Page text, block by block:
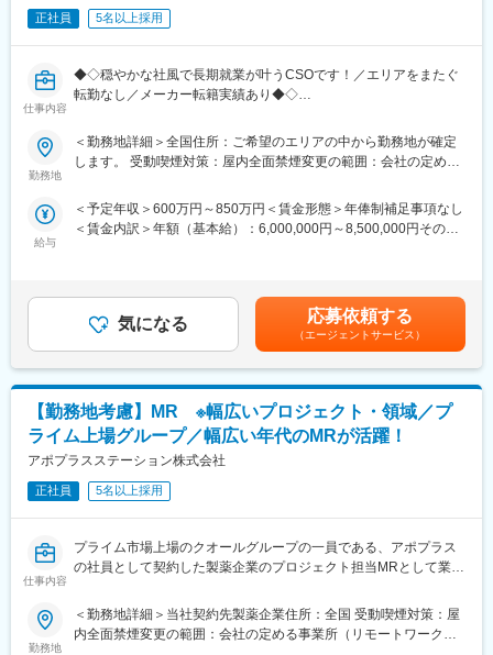
ビュー等が閲覧可能です◇
Gm8rqdqY
クライアント先の上司、当社PM・SVそれぞれが評価を定量、定
(1)充実した教育体制：
・製品研修（約2週間～2ヶ月、プロジェクトによる）：入社オリ
研修を受けていただきます。
・継続教育：入社時に配属先の製薬会社で行なわれますが、その
ム、CNS専門育成プログラムなどがあり、専門領域MRの育成も
しています。
や面談のほか、必要に応じて素早くバックアップに入るなど、MR
として結果を出せるように万全のサポート体制を整えています。
(3)豊富なプロジェクト数、50社を超える多数の取引メーカー：同
業他社と比較しても、多くのプロジェクト数があり、様々なご経
験を活かしていただくことが可能です。20代～60代までの幅広い
年代のMRの方が活躍されています。
変更の範囲：会社の定める業務
正社員 5名以上採用
仕事内容
◆◇穏やかな社風で長期就業が叶うCSOです！／エリアをまたぐ
転勤なし／メーカー転籍実績あり◆◇
【業務内容】
大手製薬会社などを中心としたクライアントのプロジェクトへの
配属です。担当エリアの医療機関（開業医、病院）を訪問して、
報を収集を行っていただきます。
勤務地はご本人様の希望を鑑み決定致します。（セカンドPJ以降
も極力勤務地を考慮させていただきます）
※プロジェクトの状況によっては、選考保留（ご紹介できるプロジ
ェクトが出るまで保留）となる場合もございますのであらかじめ
ご認識の程よろしくお願いします※
【同社の魅力】
（1）充実したサポート体制
配属後は担当マネージャーが丁寧に支援します。日々の仕事の悩
みや、キャリア形成の相談等、伴走者として活躍をサポートしま
（2）明確な評価制度
自身の成果や頑張りが客観的に評価され、年収に反映されます。
手当もアップします。つまり、やりがいや努力がきちんと報われ
る報酬制度になっています。
勤務地
＜勤務地詳細＞全国住所：ご希望のエリアの中から勤務地が確定
します。 受動喫煙対策：屋内全面禁煙変更の範囲：会社の定める
給与
＜予定年収＞600万円～850万円＜賃金形態＞年俸制補足事項なし
＜賃金内訳＞年額（基本給）：6,000,000円～8,500,000円その他
一時金：10万円（四半期に1回、10万円程度支給）※ただし支給条
件有。賃金はあくまでも目安の金額であり、選考を通じて上下す
る可能性があります。月給(月額)は固定手当を含めた表記です。
気になる 応募依頼する
（エージェントサービス）
【勤務地考慮】MR ※幅広いプロジェクト・領域／プ
ライム上場グループ／幅広い年代のMRが活躍！
アポプラスステーション株式会社
正社員 5名以上採用
仕事内容
プライム市場上場のクオールグループの一員である、アポプラス
の社員として契約した製薬企業のプロジェクト担当MRとして業務
ックメーカーなどプロジェクトは多岐に渡りますので、今までの
経験を活かせる環境が整っています。
■営業スタイル：担当エリアの医療機関（開業医、病院）を訪問し
勤務地
＜勤務地詳細＞当社契約先製薬企業住所：全国 受動喫煙対策：屋
内全面禁煙変更の範囲：会社の定める事業所（リモートワーク含